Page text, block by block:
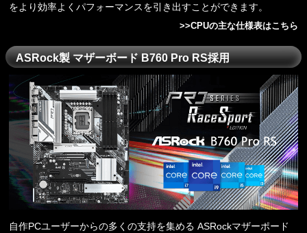
をより効率よくパフォーマンスを引き出すことができます。
>>CPUの主な仕様表はこちら
ASRock製 マザーボード B760 Pro RS採用
自作PCユーザーからの多くの支持を集める ASRockマザーポード